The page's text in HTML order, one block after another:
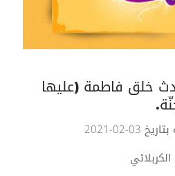
خلق فاطمة (عليها
02-2021